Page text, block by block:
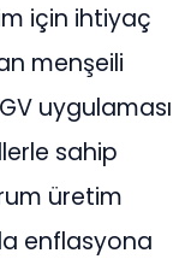
için ihtiyaç
menşeili
uygulaması
sahip
üretim
enflasyona